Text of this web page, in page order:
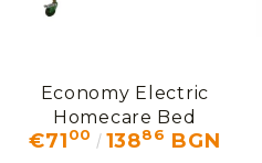
Economy Electric
Homecare Bed
HIPNOS
€7100 13886 BGN